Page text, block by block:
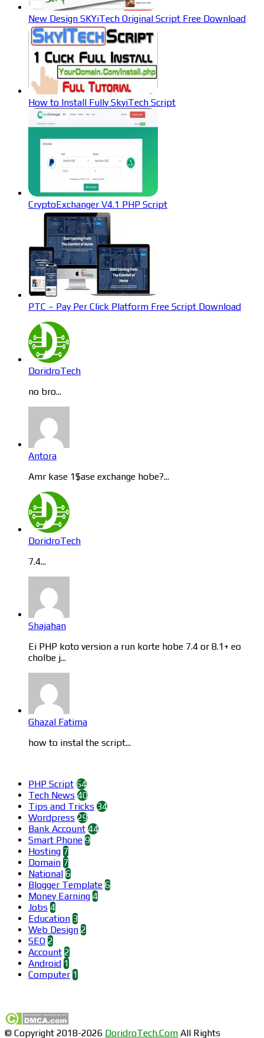
New Design SKYiTech Original Script Free Download
How to Install Fully SkyiTech Script
CryptoExchanger V4.1 PHP Script
PTC – Pay Per Click Platform Free Script Download
DoridroTech
no bro...
Antora
Amr kase 1$ase exchange hobe?...
DoridroTech
7.4...
Shajahan
Ei PHP koto version a run korte hobe 7.4 or 8.1+ eo
cholbe j...
Ghazal Fatima
how to instal the script...
PHP Script 64
Tech News 40
Tips and Tricks 34
Wordpress 29
Bank Account 44
Smart Phone 9
Hosting 7
Domain 7
National 6
Blogger Template 6
Money Earning 4
Jobs 4
Education 3
Web Design 2
SEO 2
Account 2
Android 1
Computer 1
© Copyright 2018-2026 DoridroTech.Com All Rights